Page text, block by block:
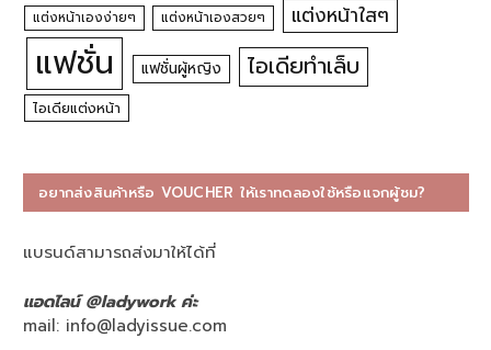
แต่งหน้าเองง่ายๆ แต่งหน้าเองสวยๆ แต่งหน้าใสๆ
แฟชั่น แฟชั่นผู้หญิง ไอเดียทำเล็บ
ไอเดียแต่งหน้า
อยากส่งสินค้าหรือ VOUCHER ให้เราทดลองใช้หรือแจกผู้ชม?
แบรนด์สามารถส่งมาให้ได้ที่
แอดไลน์ @ladywork ค่ะ
mail: info@ladyissue.com